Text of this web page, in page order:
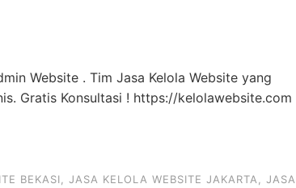
Website . Tim Jasa Kelola Website yang
Gratis Konsultasi ! https://kelolawebsite.com
BEKASI, JASA KELOLA WEBSITE JAKARTA, JASA